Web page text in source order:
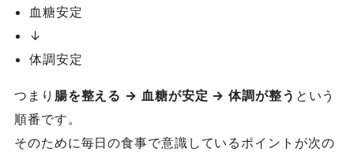
血糖安定
↓
体調安定
つまり 腸を整える → 血糖が安定 → 体調が整う という
順番です。
そのために毎日の食事で意識しているポイントが次の